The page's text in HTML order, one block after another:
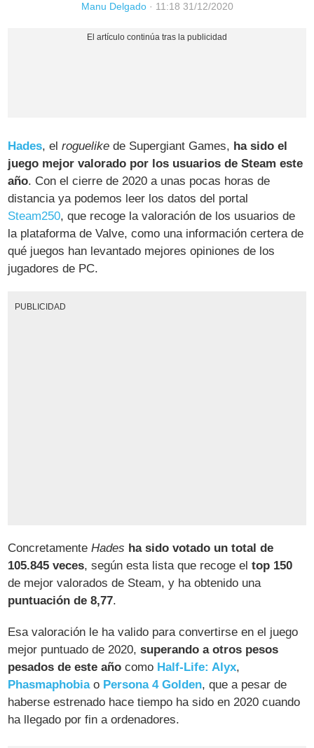
Manu Delgado· 11:18 31/12/2020
Hades, elroguelike de Supergiant Games, ha sido el
juego mejor valorado por los usuarios de Steam este
año. Con el cierre de 2020 a unas pocas horas de
distancia ya podemos leer los datos del portal
Steam250, que recoge la valoración de los usuarios de
la plataforma de Valve, como una información certera de
qué juegos han levantado mejores opiniones de los
jugadores de PC.
PUBLICIDAD
ConcretamenteHades ha sido votado un total de
105.845 veces, según esta lista que recoge eltop 150
de mejor valorados de Steam, y ha obtenido una
puntuación de 8,77.
Esa valoración le ha valido para convertirse en el juego
mejor puntuado de 2020, superando a otros pesos
pesados de este año como Half-Life: Alyx,
Phasmaphobiao Persona 4 Golden, que a pesar de
haberse estrenado hace tiempo ha sido en 2020 cuando
ha llegado por fin a ordenadores.